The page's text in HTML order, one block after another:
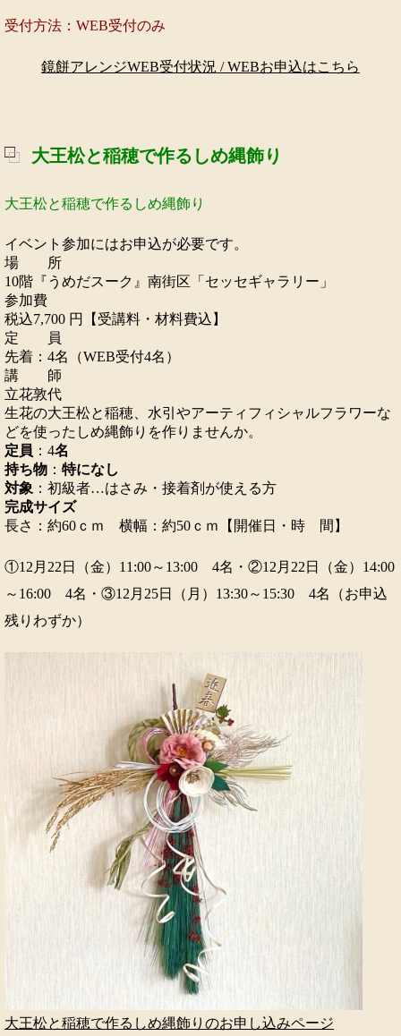
受付方法：WEB受付のみ
鏡餅アレンジWEB受付状況 / WEBお申込はこちら
大王松と稲穂で作るしめ縄飾り
大王松と稲穂で作るしめ縄飾り
イベント参加にはお申込が必要です。
場 所
10階『うめだスーク』南街区「セッセギャラリー」
参加費
税込7,700 円【受講料・材料費込】
定 員
先着：4名（WEB受付4名）
講 師
立花敦代
生花の大王松と稲穂、水引やアーティフィシャルフラワーな
どを使ったしめ縄飾りを作りませんか。
定員 ：4名
持ち物 ： 特になし
対象 ：初級者…はさみ・接着剤が使える方
完成サイズ
長さ：約60ｃｍ 横幅：約50ｃｍ【開催日・時 間】
①12月22日（金）11:00～13:00 4名・②12月22日（金）14:00
～16:00 4名・③12月25日（月）13:30～15:30 4名（お申込
残りわずか）
大王松と稲穂で作るしめ縄飾りのお申し込みページ